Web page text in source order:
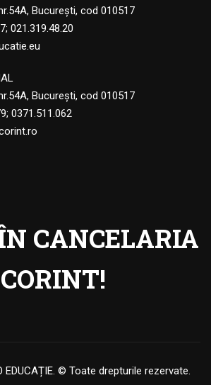
București, cod 010517
021.319.48.20
Bucureşti, cod 010517
; 0371.511.062
CANCELARIA
CORINT!
EDUCAȚIE. © Toate drepturile rezervate.